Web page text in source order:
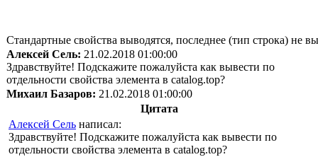
Стандартные свойства выводятся, последнее (тип строка) не
Алексей Сель: 21.02.2018 01:00:00
Здравствуйте! Подскажите пожалуйста как вывести по
отдельности свойства элемента в catalog.top?
Михаил Базаров: 21.02.2018 01:00:00
Цитата
Алексей Сель написал:
Здравствуйте! Подскажите пожалуйста как вывести по
отдельности свойства элемента в catalog.top?